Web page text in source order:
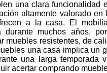
una clara funcionalidad
altamente valorado en
a la casa. El
durante muchos años,
muebles resistentes, de
una casa implica un
una larga temporada
acertar comprando